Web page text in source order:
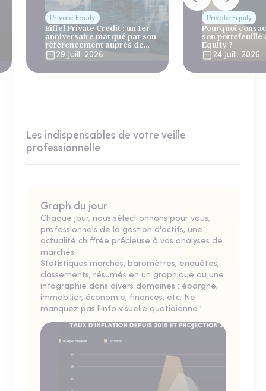
Private Equity
Eiffel Private Credit : un 1er
anniversaire marqué par son
référencement auprès de
Generali et AG2R la Mondiale
29 Juill. 2026
Private Equity
Pourquoi
son portefeuille
Equity ?
24 Juill. 2026
Les indispensables de votre veille
professionnelle
Graph du jour
Chaque jour, nous sélectionnons pour vous,
professionnels de la gestion d'actifs, une
actualité chiffrée précieuse à vos analyses de
marchés.
Statistiques marchés, baromètres, enquêtes,
classements, résumés en un graphique ou une
infographie dans divers domaines : épargne,
immobilier, économie, finances, etc. Ne
manquez pas l'info visuelle quotidienne !